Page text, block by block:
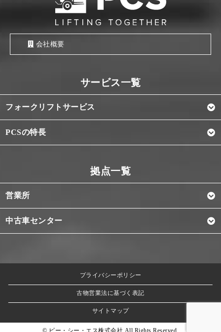
会社概要
フォークリフトサービス
PCSの特長
営業所
中古車センター
プライバシーポリシー
古物営業法に基づく表記
サイトマップ